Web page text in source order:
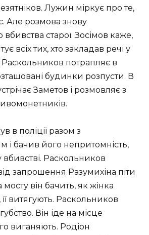
Лужин міркує про те,
Але розмова знову
вбивства старої. Зосімов каже,
всіх тих, хто закладав речі у
Раскольников потрапляє в
будинки розпусти. В
Заметов і розмовляє з
в поліції разом з
і бачив його непритомність,
вбивстві. Раскольников
запрошення Разумихіна піти
мосту він бачить, як жінка
витягують. Раскольников
Він іде на місце
виганяють. Родіон